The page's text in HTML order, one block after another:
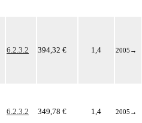
6.2.3.2 394,32 € 1,4 2005 →
6.2.3.2 349,78 € 1,4 2005 →